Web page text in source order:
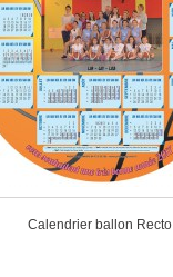
Calendrier ballon Recto